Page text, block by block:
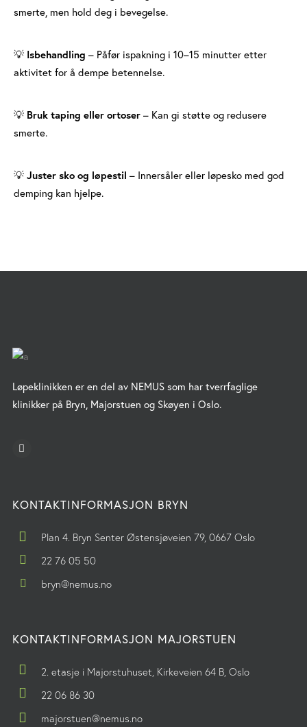
smerte, men hold deg i bevegelse.
💡 Isbehandling – Påfør ispakning i 10–15 minutter etter
aktivitet for å dempe betennelse.
💡 Bruk taping eller ortoser – Kan gi støtte og redusere
smerte.
💡 Juster sko og løpestil – Innersåler eller løpesko med god
demping kan hjelpe.
Løpeklinikken er en del av NEMUS som har tverrfaglige
klinikker på Bryn, Majorstuen og Skøyen i Oslo.
KONTAKTINFORMASJON BRYN
Plan 4. Bryn Senter Østensjøveien 79, 0667 Oslo
22 76 05 50
bryn@nemus.no
KONTAKTINFORMASJON MAJORSTUEN
2. etasje i Majorstuhuset, Kirkeveien 64 B, Oslo
22 06 86 30
majorstuen@nemus.no